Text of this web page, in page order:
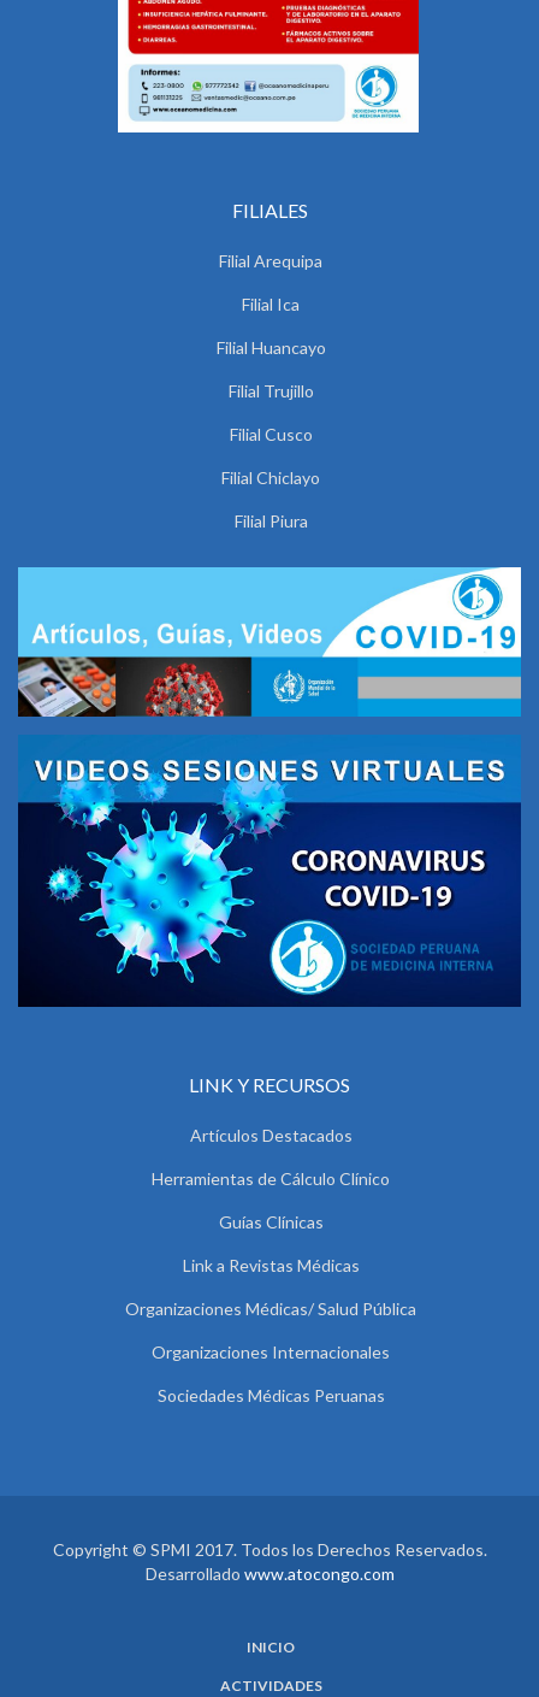
FILIALES
Filial Arequipa
Filial Ica
Filial Huancayo
Filial Trujillo
Filial Cusco
Filial Chiclayo
Filial Piura
LINK Y RECURSOS
Artículos Destacados
Herramientas de Cálculo Clínico
Guías Clínicas
Link a Revistas Médicas
Organizaciones Médicas/ Salud Pública
Organizaciones Internacionales
Sociedades Médicas Peruanas
Copyright © SPMI 2017. Todos los Derechos Reservados.
Desarrollado www.atocongo.com
INICIO
ACTIVIDADES